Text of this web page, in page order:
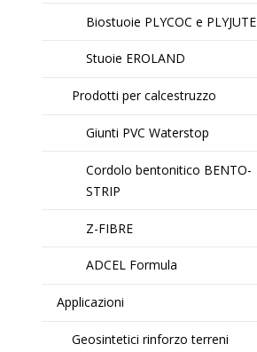
Biostuoie PLYCOC e PLYJUTE
Stuoie EROLAND
Prodotti per calcestruzzo
Giunti PVC Waterstop
Cordolo bentonitico BENTO-
STRIP
Z-FIBRE
ADCEL Formula
Applicazioni
Geosintetici rinforzo terreni